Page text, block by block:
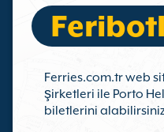
Ferries.com.tr web
şirketleri ile Porto
biletlerini